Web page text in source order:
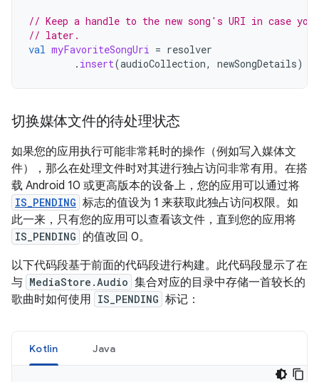
// Keep a handle to the new song's URI in case
// later.
val myFavoriteSongUri = resolver
. insert(audioCollection, newSongDetails)
切换媒体文件的待处理状态
如果您的应用执行可能非常耗时的操作（例如写入媒体文
件），那么在处理文件时对其进行独占访问非常有用。在搭
载 Android 10 或更高版本的设备上，您的应用可以通过将
IS_PENDING 标志的值设为 1 来获取此独占访问权限。如
此一来，只有您的应用可以查看该文件，直到您的应用将
IS_PENDING 的值改回 0。
以下代码段基于前面的代码段进行构建。此代码段显示了在
与 MediaStore.Audio 集合对应的目录中存储一首较长的
歌曲时如何使用 IS_PENDING 标记：
Kotlin Java